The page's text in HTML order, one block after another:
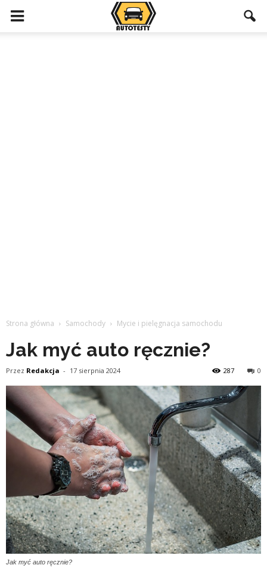
Strona główna Samochody Mycie i pielęgnacja samochodu
Jak myć auto ręcznie?
Przez Redakcja - 17 sierpnia 2024 0
287
Jak myć auto ręcznie?